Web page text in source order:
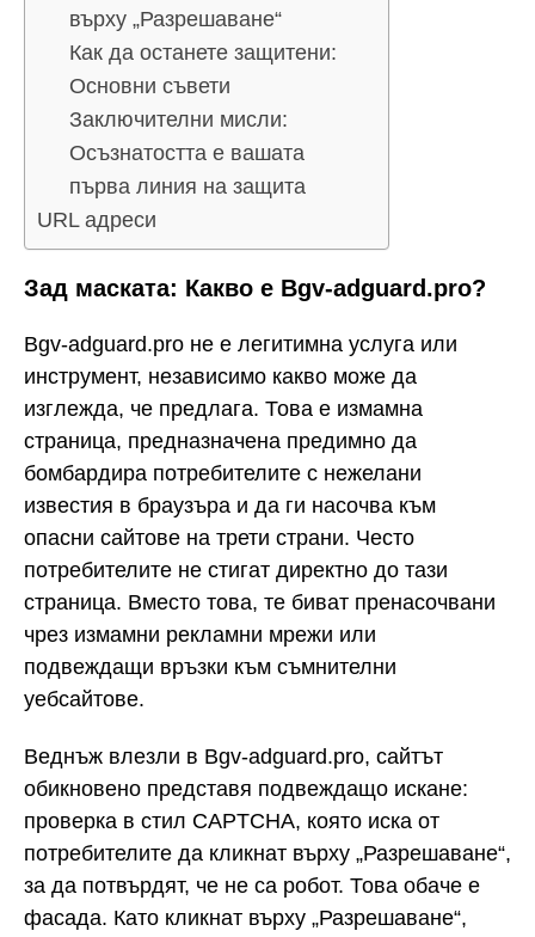
върху „Разрешаване“
Как да останете защитени:
Основни съвети
Заключителни мисли:
Осъзнатостта е вашата
първа линия на защита
URL адреси
Зад маската: Какво е Bgv-adguard.pro?
Bgv-adguard.pro не е легитимна услуга или
инструмент, независимо какво може да
изглежда, че предлага. Това е измамна
страница, предназначена предимно да
бомбардира потребителите с нежелани
известия в браузъра и да ги насочва към
опасни сайтове на трети страни. Често
потребителите не стигат директно до тази
страница. Вместо това, те биват пренасочвани
чрез измамни рекламни мрежи или
подвеждащи връзки към съмнителни
уебсайтове.
Веднъж влезли в Bgv-adguard.pro, сайтът
обикновено представя подвеждащо искане:
проверка в стил CAPTCHA, която иска от
потребителите да кликнат върху „Разрешаване“,
за да потвърдят, че не са робот. Това обаче е
фасада. Като кликнат върху „Разрешаване“,